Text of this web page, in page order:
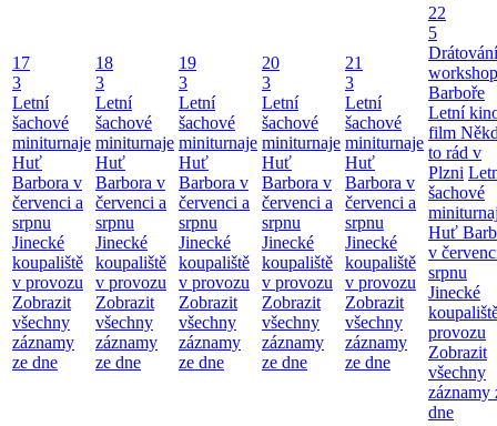
17
3
Letní
šachové
miniturnaje
Huť
Barbora v
červenci a
srpnu
Jinecké
koupaliště
v provozu
Zobrazit
všechny
záznamy
ze dne
18
3
Letní
šachové
miniturnaje
Huť
Barbora v
červenci a
srpnu
Jinecké
koupaliště
v provozu
Zobrazit
všechny
záznamy
ze dne
19
3
Letní
šachové
miniturnaje
Huť
Barbora v
červenci a
srpnu
Jinecké
koupaliště
v provozu
Zobrazit
všechny
záznamy
ze dne
20
3
Letní
šachové
miniturnaje
Huť
Barbora v
červenci a
srpnu
Jinecké
koupaliště
v provozu
Zobrazit
všechny
záznamy
ze dne
21
3
Letní
šachové
miniturnaje
Huť
Barbora v
červenci a
srpnu
Jinecké
koupaliště
v provozu
Zobrazit
všechny
záznamy
ze dne
22
5
Barboře
Letní
film
to rád v
Plzni
šachové
Huť
v
srpnu
Jinecké
provozu
Zobrazit
všechny
záznamy
dne